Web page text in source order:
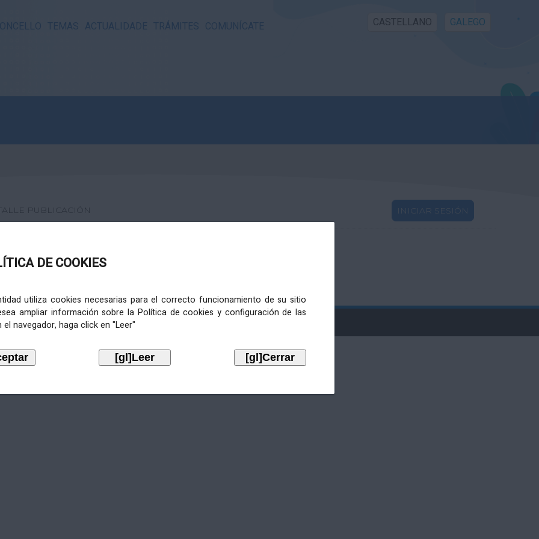
TEMAS ACTUALIDADE TRÁMITES COMUNÍCATE CASTELLANO GALEGO
DE COOKIES
utiliza cookies necesarias para el correcto funcionamiento de su sitio
ampliar información sobre la Política de cookies y configuración de las
el navegador, haga click en "Leer"
PUBLICACIÓN INICIAR SESIÓN
Aviso legal LOPD Mapa web